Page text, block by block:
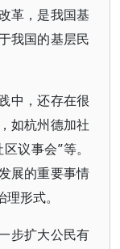
革，是我国基
我国的基层民
中，还存在很
如杭州德加社
议事会”等。
展的重要事情
形式。
步扩大公民有